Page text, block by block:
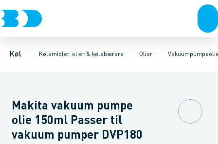
Køl Kølemidler, olier & kølebærere
KompressorerKondenseringsaggregaterFordampere
Olier
KølemidlerOlierKølebærere
KompressorolieOliepumperSyretest & Syreneutralisering
Makita vakuum pumpe
olie 150ml Passer til
vakuum pumper DVP180